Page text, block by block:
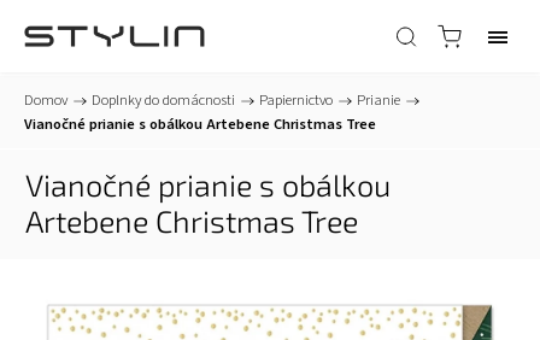
Domov / Doplnky do domácnosti / Papiernictvo / Prianie /
Vianočné prianie s obálkou Artebene Christmas Tree
Vianočné prianie s obálkou
Artebene Christmas Tree